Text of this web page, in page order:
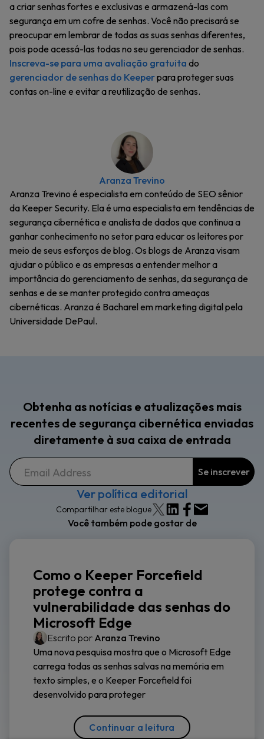
a criar senhas fortes e exclusivas e armazená-las com
segurança em um cofre de senhas. Você não precisará se
preocupar em lembrar de todas as suas senhas diferentes,
pois pode acessá-las todas no seu gerenciador de senhas.
Inscreva-se para uma avaliação gratuita do
gerenciador de senhas do Keeperpara proteger suas
contas on-line e evitar a reutilização de senhas.
Aranza Trevino
Aranza Trevino é especialista em conteúdo de SEO sênior
da Keeper Security. Ela é uma especialista em tendências de
segurança cibernética e analista de dados que continua a
ganhar conhecimento no setor para educar os leitores por
meio de seus esforços de blog. Os blogs de Aranza visam
ajudar o público e as empresas a entender melhor a
importância do gerenciamento de senhas, da segurança de
senhas e de se manter protegido contra ameaças
cibernéticas. Aranza é Bacharel em marketing digital pela
Universidade DePaul.
Obtenha as notícias e atualizações mais
recentes de segurança cibernética enviadas
diretamente à sua caixa de entrada
Ver política editorial
Compartilhar este blogue
Você também pode gostar de
Como o Keeper Forcefield
protege contra a
vulnerabilidade das senhas do
Microsoft Edge
Escrito por Aranza Trevino
Uma nova pesquisa mostra que o Microsoft Edge
carrega todas as senhas salvas na memória em
texto simples, e o Keeper Forcefield foi
desenvolvido para proteger
Continuar a leitura